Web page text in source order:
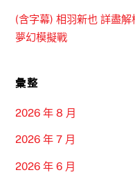
(含字幕) 相羽新也 詳盡
夢幻模擬戰
彙整
2026 年 8 月
2026 年 7 月
2026 年 6 月